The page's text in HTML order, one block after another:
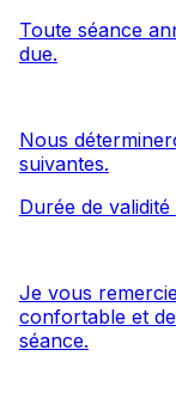
Toute séance
due.
Nous
suivantes.
Durée de
Je vous
confortable et
séance.